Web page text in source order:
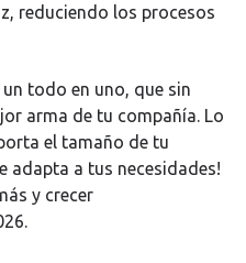
reduciendo los procesos
todo en uno, que sin
arma de tu compañía. Lo
el tamaño de tu
adapta a tus necesidades!
y crecer